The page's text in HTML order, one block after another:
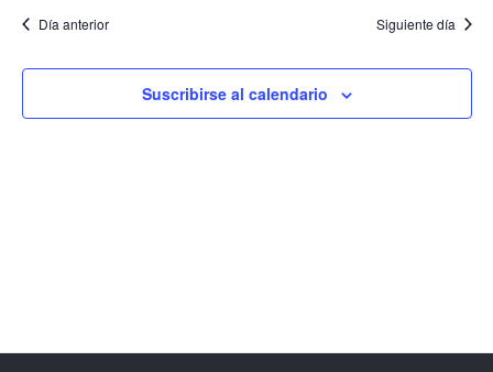
Día anterior Siguiente día
Suscribirse al calendario